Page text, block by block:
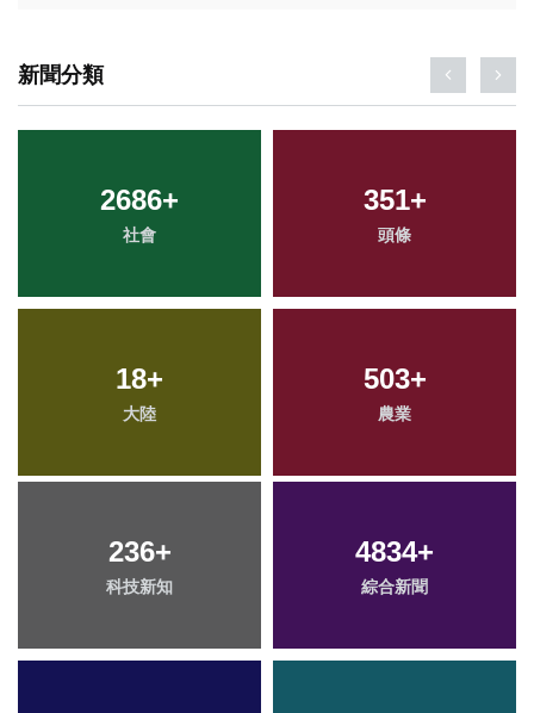
新聞分類
2686+
社會
351+
頭條
18+
大陸
503+
農業
236+
科技新知
4834+
綜合新聞